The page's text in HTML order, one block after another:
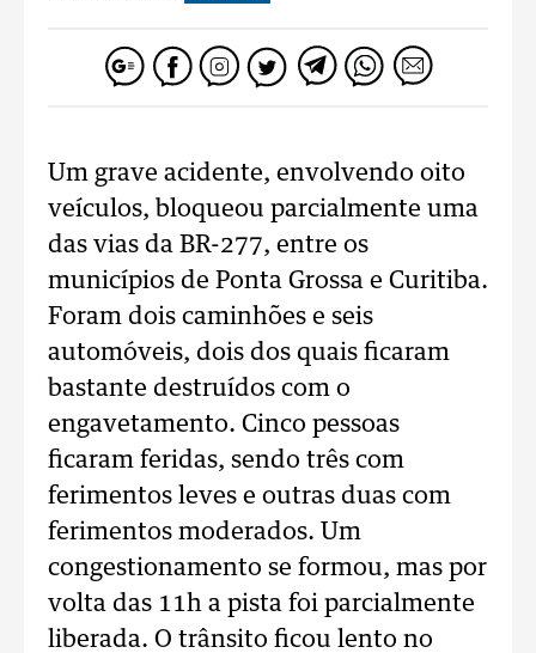
Um grave acidente, envolvendo oito
veículos, bloqueou parcialmente uma
das vias da BR-277, entre os
municípios de Ponta Grossa e Curitiba.
Foram dois caminhões e seis
automóveis, dois dos quais ficaram
bastante destruídos com o
engavetamento. Cinco pessoas
ficaram feridas, sendo três com
ferimentos leves e outras duas com
ferimentos moderados. Um
congestionamento se formou, mas por
volta das 11h a pista foi parcialmente
liberada. O trânsito ficou lento no